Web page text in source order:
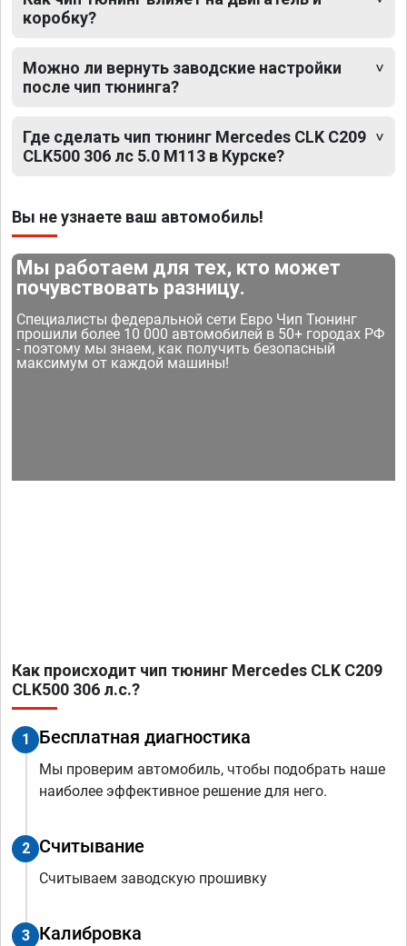
коробку?
Можно ли вернуть заводские настройки
после чип тюнинга?
Где сделать чип тюнинг Mercedes CLK C209
CLK500 306 лс 5.0 M113 в Курске?
Вы не узнаете ваш автомобиль!
Мы работаем для тех, кто может
почувствовать разницу.
Специалисты федеральной сети Евро Чип Тюнинг
прошили более 10 000 автомобилей в 50+ городах РФ
- поэтому мы знаем, как получить безопасный
максимум от каждой машины!
Как происходит чип тюнинг Mercedes CLK C209
CLK500 306 л.с.?
1 Бесплатная диагностика
Мы проверим автомобиль, чтобы подобрать наше
наиболее эффективное решение для него.
2 Считывание
Считываем заводскую прошивку
3 Калибровка